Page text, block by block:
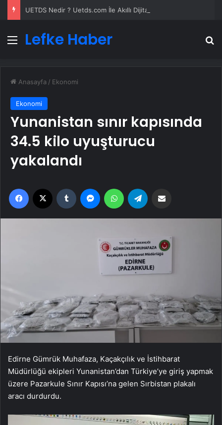
Menü
Lefke Haber
Anasayfa / Ekonomi
Ekonomi
Yunanistan sınır kapısında
34.5 kilo uyuşturucu
yakalandı
Facebook Tumblr MessengerWhatsApp
Edirne Gümrük Muhafaza, Kaçakçılık ve İstihbarat
Müdürlüğü ekipleri Yunanistan’dan Türkiye’ye giriş yapmak
üzere Pazarkule Sınır Kapısı’na gelen Sırbistan plakalı
aracı durdurdu.